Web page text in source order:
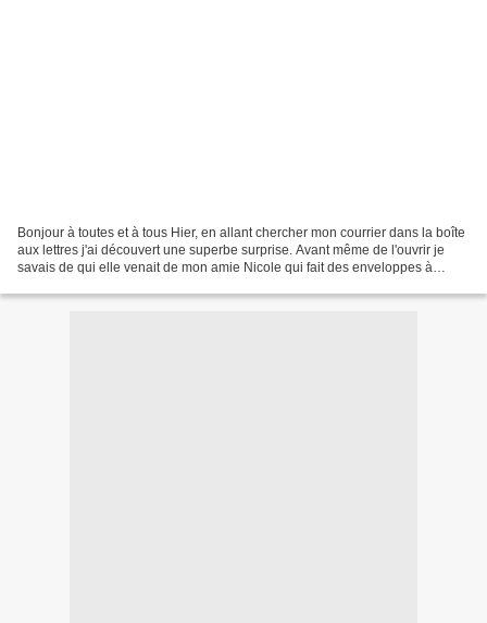
Bonjour à toutes et à tous Hier, en allant chercher mon courrier dans la boîte
aux lettres j'ai découvert une superbe surprise. Avant même de l'ouvrir je
savais de qui elle venait de mon amie Nicole qui fait des enveloppes à